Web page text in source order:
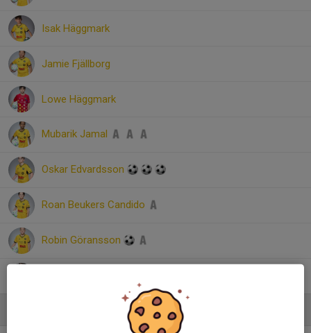
Isak Häggmark
Jamie Fjällborg
Lowe Häggmark
Mubarik Jamal
Oskar Edvardsson
Roan Beukers Candido
Robin Göransson